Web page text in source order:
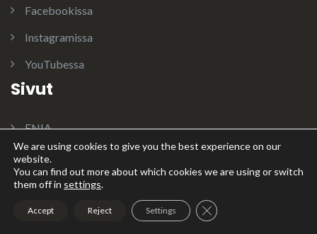
Facebookissa
Instagramissa
YouTubessa
Sivut
ENIA
Jalostusuroksia
Koiramme
LILIBET
We are using cookies to give you the best experience on our
website.
You can find out more about which cookies we are using or switch
them off in settings.
Accept Reject Settings Close GDPR Cookie